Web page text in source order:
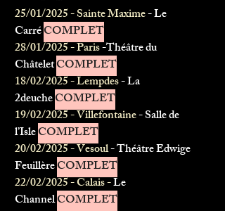
25/01/2025 - Sainte Maxime- Le
CarréCOMPLET
28/01/2025 - Paris-Théâtre du
ChâteletCOMPLET
18/02/2025 - Lempdes- La
2deucheCOMPLET
19/02/2025 - Villefontaine- Salle de
l’IsleCOMPLET
20/02/2025 - Vesoul- Théâtre Edwige
FeuillèreCOMPLET
22/02/2025 - Calais -Le
ChannelCOMPLET